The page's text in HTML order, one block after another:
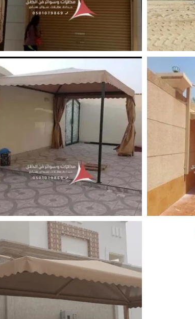
افضل قماش مظلات السيارات
قماش مظلات pvc